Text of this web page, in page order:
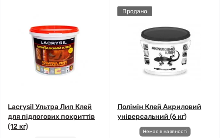
Lacrysil Ультра Лип Клей
для підлогових покриттів
(12 кг)
Продано
Полімін Клей Акриловий
універсальний (6 кг)
Немає в наявності